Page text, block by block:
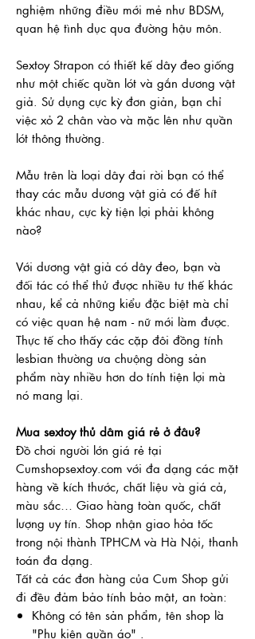
nghiệm những điều mới mẻ như BDSM,
quan hệ tình dục qua đường hậu môn.
Sextoy Strapon có thiết kế dây đeo giống
như một chiếc quần lót và gắn dương vật
giả. Sử dụng cực kỳ đơn giản, bạn chỉ
việc xỏ 2 chân vào và mặc lên như quần
lót thông thường.
Mẫu trên là loại dây đai rời bạn có thể
thay các mẫu dương vật giả có đế hít
khác nhau, cực kỳ tiện lợi phải không
nào?
Với dương vật giả có dây đeo, bạn và
đối tác có thể thử được nhiều tư thế khác
nhau, kể cả những kiểu đặc biệt mà chỉ
có việc quan hệ nam - nữ mới làm được.
Thực tế cho thấy các cặp đôi đồng tính
lesbian thường ưa chuộng dòng sản
phẩm này nhiều hơn do tính tiện lợi mà
nó mang lại.
Mua sextoy thủ dâm giá rẻ ở đâu?
Đồ chơi người lớn giá rẻ tại
Cumshopsextoy.com với đa dạng các mặt
hàng về kích thước, chất liệu và giá cả,
màu sắc… Giao hàng toàn quốc, chất
lượng uy tín. Shop nhận giao hỏa tốc
trong nội thành TPHCM và Hà Nội, thanh
toán đa dạng.
Tất cả các đơn hàng của Cum Shop gửi
đi đều đảm bảo tính bảo mật, an toàn:
Không có tên sản phẩm, tên shop là
"Phụ kiện quần áo" .